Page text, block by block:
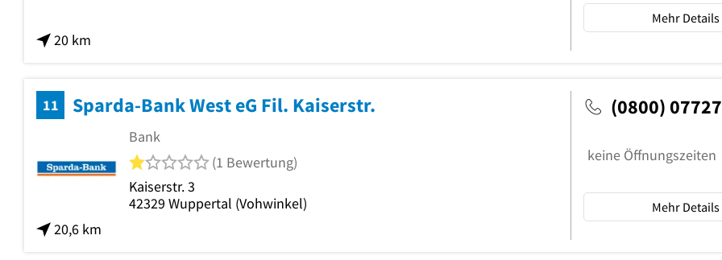
20 km
Mehr Details
11 Sparda-Bank West eG Fil. Kaiserstr.
20,6 km
Bank
1 von 5 Sternen
(1 Bewertung)
Kaiserstr. 3
42329 Wuppertal (Vohwinkel)
(0800)
keine Öffnungszeiten
Mehr Details